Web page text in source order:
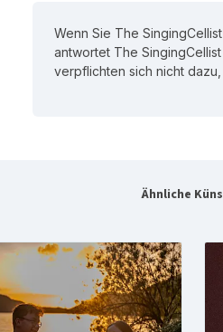
Wenn Sie The
antwortet The
verpflichten sich nicht
Ähnliche